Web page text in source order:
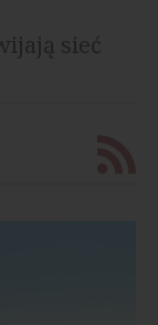
sieć